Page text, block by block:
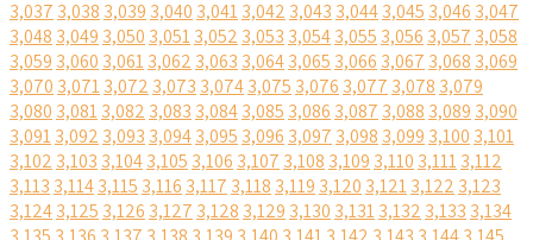
3,037 3,038 3,039 3,040 3,0413,042 3,043 3,0443,045 3,046 3,047
3,048 3,049 3,050 3,0513,052 3,053 3,0543,055 3,056 3,057 3,058
3,059 3,060 3,0613,062 3,063 3,0643,065 3,066 3,067 3,068 3,069
3,070 3,0713,072 3,073 3,0743,075 3,076 3,077 3,078 3,079
3,080 3,0813,082 3,083 3,0843,085 3,086 3,087 3,088 3,089 3,090
3,0913,092 3,093 3,0943,095 3,096 3,097 3,098 3,099 3,100 3,101
3,102 3,103 3,1043,105 3,106 3,107 3,108 3,109 3,110 3,1113,112
3,113 3,1143,115 3,116 3,117 3,118 3,119 3,120 3,1213,122 3,123
3,1243,125 3,126 3,127 3,128 3,129 3,130 3,1313,132 3,133 3,134